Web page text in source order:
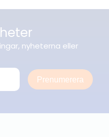
nyheterna eller
Prenumerera